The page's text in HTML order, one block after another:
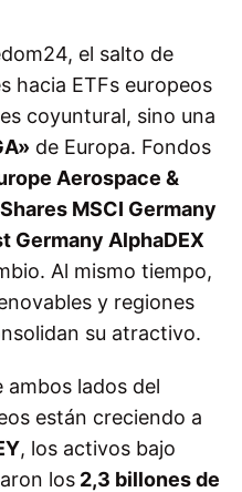
el salto de
hacia ETFs europeos
coyuntural, sino una
de Europa. Fondos
Aerospace &
MSCI Germany
Germany AlphaDEX
Al mismo tiempo,
y regiones
su atractivo.
lados del
están creciendo a
, los activos bajo
los 2,3 billones de